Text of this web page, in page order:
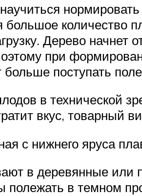
количество
Дерево начнет
при
поступать
в технической
вкус, товарный
с нижнего яруса
в деревянные
в темном